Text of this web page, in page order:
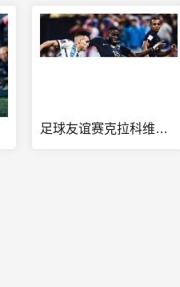
足球友谊赛克拉科维亚vs拜斯迪卡直播